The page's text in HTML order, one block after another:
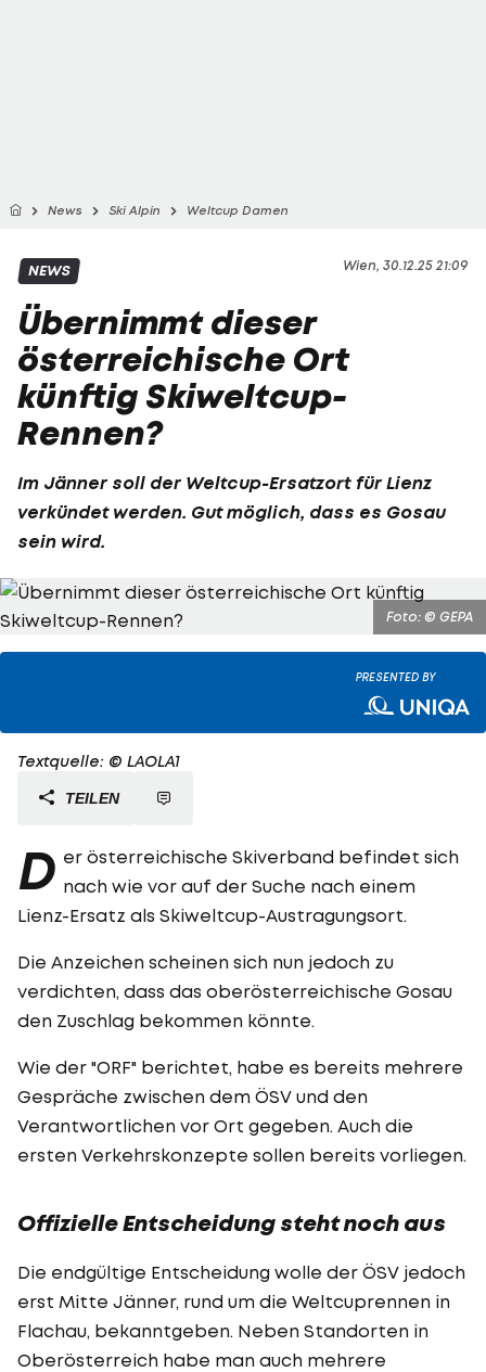
News Ski Alpin Weltcup Damen
Wien, 30.12.25 21:09
NEWS
Übernimmt dieser
österreichische Ort
künftig Skiweltcup-
Rennen?
Im Jänner soll der Weltcup-Ersatzort für Lienz
verkündet werden. Gut möglich, dass es Gosau
sein wird.
Foto: © GEPA
PRESENTED BY
Textquelle: © LAOLA1
TEILEN
D er österreichische Skiverband befindet sich
nach wie vor auf der Suche nach einem
Lienz-Ersatz als Skiweltcup-Austragungsort.
Die Anzeichen scheinen sich nun jedoch zu
verdichten, dass das oberösterreichische Gosau
den Zuschlag bekommen könnte.
Wie der "ORF" berichtet, habe es bereits mehrere
Gespräche zwischen dem ÖSV und den
Verantwortlichen vor Ort gegeben. Auch die
ersten Verkehrskonzepte sollen bereits vorliegen.
Offizielle Entscheidung steht noch aus
Die endgültige Entscheidung wolle der ÖSV jedoch
erst Mitte Jänner, rund um die Weltcuprennen in
Flachau, bekanntgeben. Neben Standorten in
Oberösterreich habe man auch mehrere